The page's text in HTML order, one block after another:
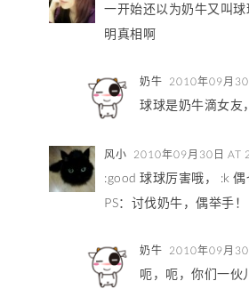
一开始还以为奶牛又叫
明真相啊
奶牛 2010年09月
球球是奶牛滴女友
风小 2010年09月30日 AT
:good 球球厉害哦， :k 偶
PS：讨伐奶牛，偶举手！
奶牛 2010年09月
呃，呃，你们一伙